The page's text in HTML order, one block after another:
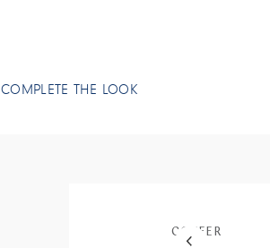
COMPLETE THE LOOK
COFFER